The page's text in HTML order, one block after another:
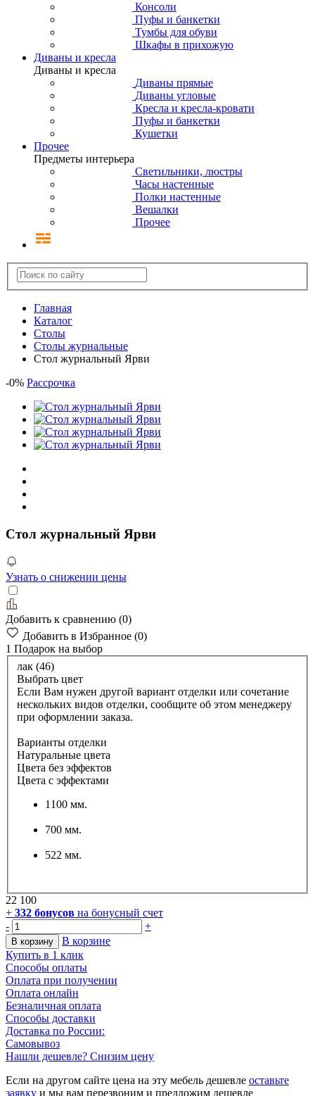
Консоли
Пуфы и банкетки
Тумбы для обуви
Шкафы в прихожую
Диваны и кресла
Диваны и кресла
Диваны прямые
Диваны угловые
Кресла и кресла-кровати
Пуфы и банкетки
Кушетки
Прочее
Предметы интерьера
Светильники, люстры
Часы настенные
Полки настенные
Вешалки
Прочее
Главная
Каталог
Столы
Столы журнальные
Стол журнальный Ярви
-0% Рассрочка
Стол журнальный Ярви
Узнать о снижении цены
Добавить к сравнению (0)
Добавить в Избранное (0)
1 Подарок на выбор
лак (46)
Выбрать цвет
Если Вам нужен другой вариант отделки или сочетание
нескольких видов отделки, сообщите об этом менеджеру
при оформлении заказа.
Варианты отделки
Натуральные цвета
Цвета без эффектов
Цвета с эффектами
1100 мм.
700 мм.
522 мм.
22 100
+ 332 бонусов на бонусный счет
-
+
В корзину
В корзине
Купить в 1 клик
Способы оплаты
Оплата при получении
Оплата онлайн
Безналичная оплата
Способы доставки
Доставка по России:
Самовывоз
Нашли дешевле? Снизим цену
Если на другом сайте цена на эту мебель дешевле оставьте
заявку и мы вам перезвоним и предложим дешевле